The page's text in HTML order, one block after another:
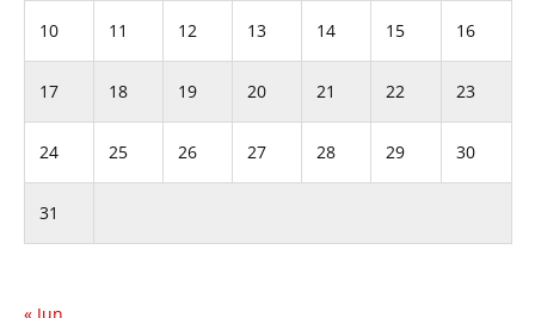
10 11 12 13 14 15 16
17 18 19 20 21 22 23
24 25 26 27 28 29 30
31